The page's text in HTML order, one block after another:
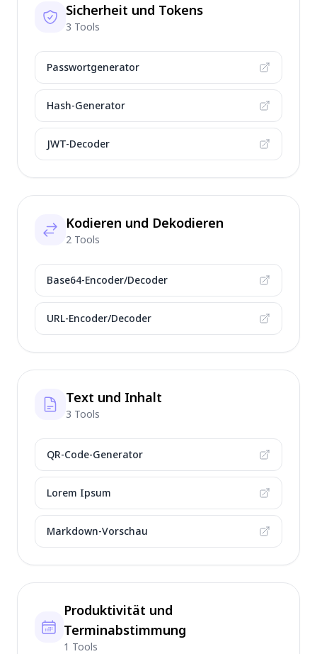
Sicherheit und Tokens
3 Tools
Passwortgenerator
Hash-Generator
JWT-Decoder
Kodieren und Dekodieren
2 Tools
Base64-Encoder/Decoder
URL-Encoder/Decoder
Text und Inhalt
3 Tools
QR-Code-Generator
Lorem Ipsum
Markdown-Vorschau
Produktivität und
Terminabstimmung
1 Tools